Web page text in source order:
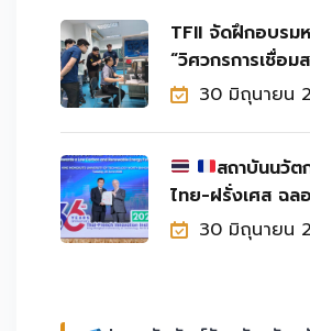
TFII จัดฝึกอบรม
“วิศวกรการเชื่อม
18/2569
30 มิถุนายน
สถาบันนวัต
ไทย-ฝรั่งเศส ฉ
ปี แห่งความร่วมมื
30 มิถุนายน